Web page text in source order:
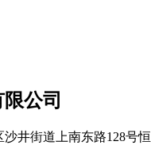
公司
井街道上南东路128号